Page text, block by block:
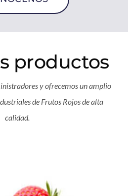
productos
y ofrecemos un amplio
de Frutos Rojos de alta
calidad.